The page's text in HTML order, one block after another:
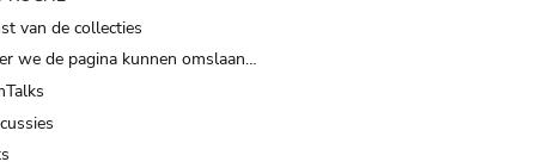
van de collecties
we de pagina kunnen omslaan…